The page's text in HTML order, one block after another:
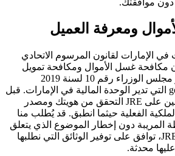
موافقتك.
ومعرفة العميل
الإمارات لقانون المرسوم الاتحادي
لسنة 2018 بشأن مكافحة غسل الأموال ومكافحة تمويل
الإرهاب، إلى جانب قرار مجلس الوزراء رقم 10 لسنة 2019
والتزامات تقارير goAML التي تدير الوحدة المالية في الإمارات. قبل
استكمال أي معاملة، يتعين على JRE التحقق من هويتك ومصدر
الفعلية حيثما انطبق. قد يُطلب منا
المريبة دون إخطار الموضوع الذي يتعلق
به التقرير. بالتعامل مع JRE، توافق على توفير الوثائق التي نطلبها
محدثة.